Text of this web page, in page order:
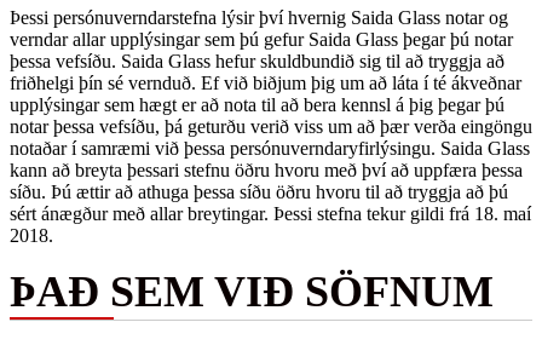
Þessi persónuverndarstefna lýsir því hvernig Saida Glass notar og
verndar allar upplýsingar sem þú gefur Saida Glass þegar þú notar
þessa vefsíðu. Saida Glass hefur skuldbundið sig til að tryggja að
friðhelgi þín sé vernduð. Ef við biðjum þig um að láta í té ákveðnar
upplýsingar sem hægt er að nota til að bera kennsl á þig þegar þú
notar þessa vefsíðu, þá geturðu verið viss um að þær verða eingöngu
notaðar í samræmi við þessa persónuverndaryfirlýsingu. Saida Glass
kann að breyta þessari stefnu öðru hvoru með því að uppfæra þessa
síðu. Þú ættir að athuga þessa síðu öðru hvoru til að tryggja að þú
sért ánægður með allar breytingar. Þessi stefna tekur gildi frá 18. maí
2018.
ÞAÐ SEM VIÐ SÖFNUM